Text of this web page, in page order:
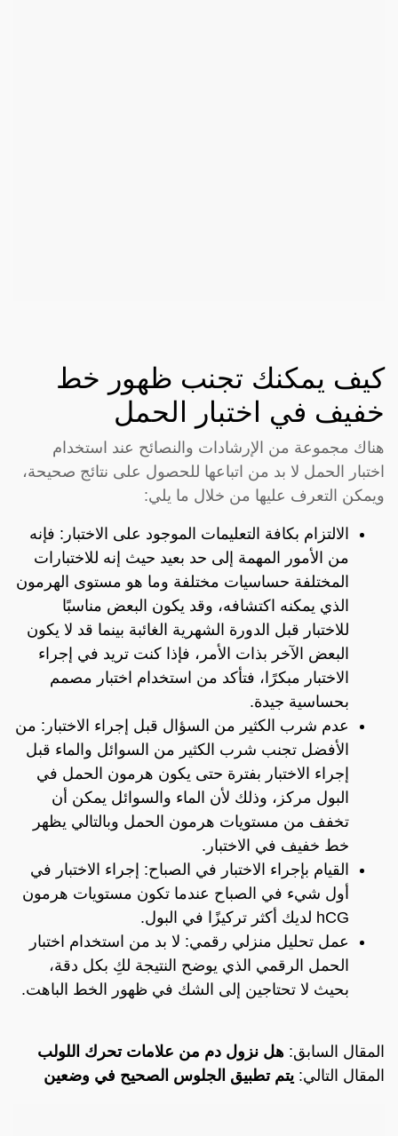
كيف يمكنك تجنب ظهور خط
خفيف في اختبار الحمل
هناك مجموعة من الإرشادات والنصائح عند استخدام
اختبار الحمل لا بد من اتباعها للحصول على نتائج صحيحة،
ويمكن التعرف عليها من خلال ما يلي:
الالتزام بكافة التعليمات الموجود على الاختبار: فإنه
من الأمور المهمة إلى حد بعيد حيث إنه للاختبارات
المختلفة حساسيات مختلفة وما هو مستوى الهرمون
الذي يمكنه اكتشافه، وقد يكون البعض مناسبًا
للاختبار قبل الدورة الشهرية الغائبة بينما قد لا يكون
البعض الآخر بذات الأمر، فإذا كنت تريد في إجراء
الاختبار مبكرًا، فتأكد من استخدام اختبار مصمم
بحساسية جيدة.
عدم شرب الكثير من السؤال قبل إجراء الاختبار: من
الأفضل تجنب شرب الكثير من السوائل والماء قبل
إجراء الاختبار بفترة حتى يكون هرمون الحمل في
البول مركز، وذلك لأن الماء والسوائل يمكن أن
تخفف من مستويات هرمون الحمل وبالتالي يظهر
خط خفيف في الاختبار.
القيام بإجراء الاختبار في الصباح: إجراء الاختبار في
أول شيء في الصباح عندما تكون مستويات هرمون
hCG لديك أكثر تركيزًا في البول.
عمل تحليل منزلي رقمي: لا بد من استخدام اختبار
الحمل الرقمي الذي يوضح النتيجة لكِ بكل دقة،
بحيث لا تحتاجين إلى الشك في ظهور الخط الباهت.
المقال السابق: هل نزول دم من علامات تحرك اللولب
المقال التالي: يتم تطبيق الجلوس الصحيح في وضعين